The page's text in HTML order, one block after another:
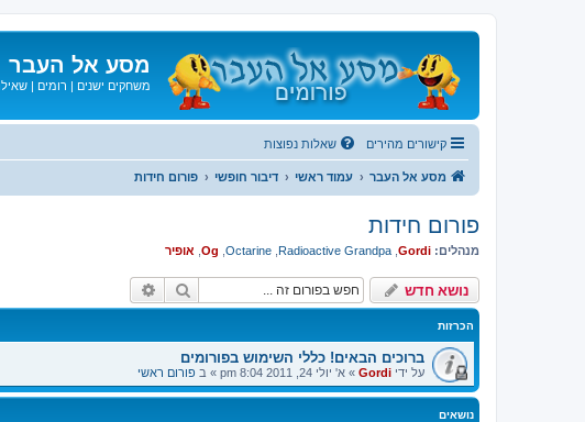
מסע אל העבר
משחקים ישנים | רומים |
קישורים מהירים שאלות נפוצות
מסע אל העבר עמוד ראשי דיבור חופשי פורום חידות
פורום חידות
מנהלים: Gordi
Radioactive Grandpa
Octarine
Og אופיר
נושא חדש חיפוש
הכרזות
ברוכים הבאים! כללי השימוש בפורומים
על ידי Gordi
» א' יולי 24, 2011 8:04 pm » ב פורום ראשי
נושאים